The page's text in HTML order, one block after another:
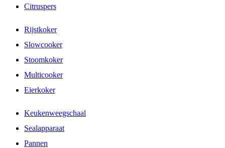
Citruspers
Rijstkoker
Slowcooker
Stoomkoker
Multicooker
Eierkoker
Keukenweegschaal
Sealapparaat
Pannen